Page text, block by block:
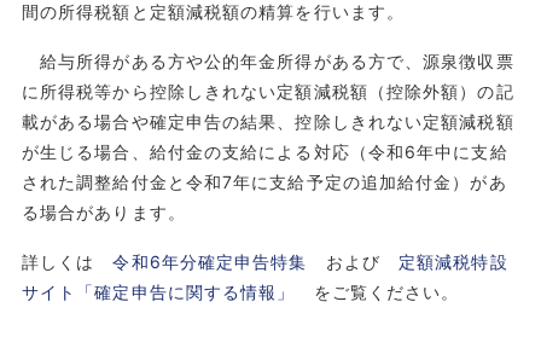
間の所得税額と定額減税額の精算を行います。
給与所得がある方や公的年金所得がある方で、源泉徴収票
に所得税等から控除しきれない定額減税額（控除外額）の記
載がある場合や確定申告の結果、控除しきれない定額減税額
が生じる場合、給付金の支給による対応（令和6年中に支給
された調整給付金と令和7年に支給予定の追加給付金）があ
る場合があります。
詳しくは令和6年分確定申告特集 および 定額減税特設
サイト「確定申告に関する情報」
をご覧ください。